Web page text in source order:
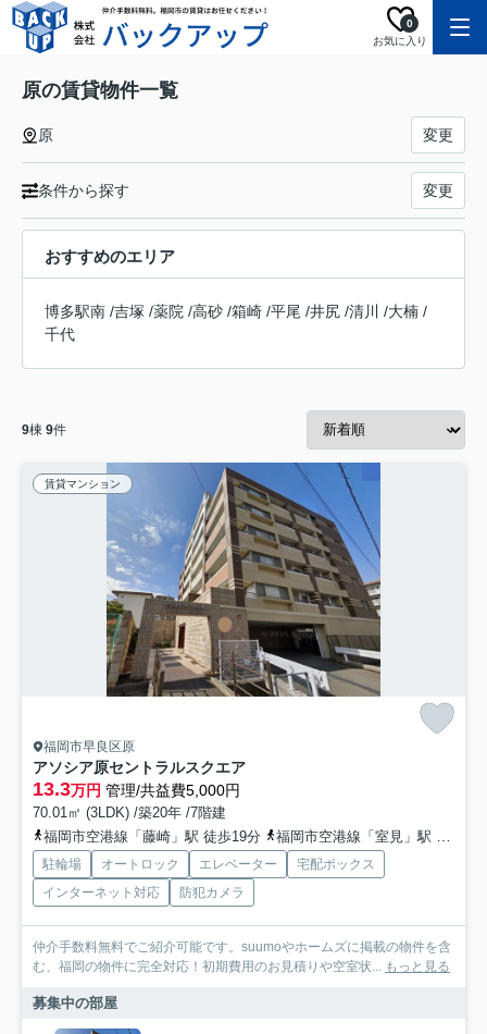
お気に入り
0
原の賃貸物件一覧
原 変更
条件から探す 変更
おすすめのエリア
博多駅南 /吉塚 /薬院 /高砂 /箱崎 /平尾 /井尻 /清川 /大楠 /
千代
9棟 9件
賃貸マンション
福岡市早良区原
アソシア原セントラルスクエア
13.3万円 管理/共益費5,000円
70.01㎡ (3LDK) /築20年 /7階建
福岡市空港線「藤崎」駅 徒歩19分
福岡市空港線「室見」駅 徒歩24分
駐輪場 オートロック エレベーター
宅配ボックス
インターネット対応
防犯カメラ
仲介手数料無料でご紹介可能です。suumoやホームズに掲載の物件を含
む、福岡の物件に完全対応！初期費用のお見積りや空室状... もっと見る
募集中の部屋